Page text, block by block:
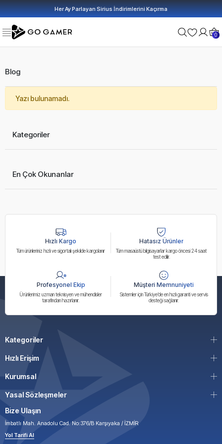
Her Ay Parlayan Sirius İndirimlerini Kaçırma
0
Blog
Yazı bulunamadı.
Kategoriler
En Çok Okunanlar
Hızlı Kargo
Tüm ürünleriniz hızlı ve sigortalı şekilde kargolanır
Hatasız Ürünler
Tüm masaüstü bilgisayarlar kargo öncesi 24 saat
test edilir.
Profesyonel Ekip
Ürünlerimiz uzman teknisyen ve mühendisler
tarafından hazırlanır.
Müşteri Memnuniyeti
Sistemler için Türkiye’de en hızlı garanti ve servis
desteği sağlanır.
Kategoriler
Hızlı Erişim
Kurumsal
Yasal Sözleşmeler
Bize Ulaşın
İmbatlı Mah. Anadolu Cad. No:376/B Karşıyaka / İZMİR
Yol Tarifi Al